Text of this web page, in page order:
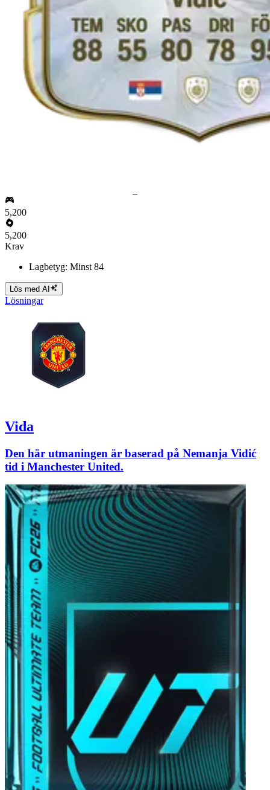
5,200
5,200
Krav
Lagbetyg: Minst 84
Lös med AI
Lösningar
Vida
Den här utmaningen är baserad på Nemanja Vidić
tid i Manchester United.